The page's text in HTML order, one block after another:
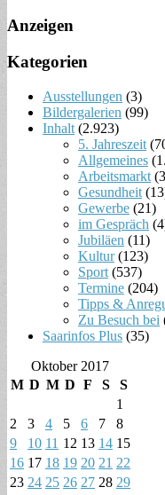
Anzeigen
Kategorien
Ausstellungen (3)
Bildergalerien (99)
Inhalt (2.923)
5. Jahreszeit
Allgemeines
Arbeitsmarkt
Gesundheit
Gewerbe (21)
im Gespräch
Jubiläen (11)
Kultur(123)
Sport (537)
Termine (204)
Tipps &
Zu Besuch bei
Saarinfos Plus (35)
Oktober 2017
M D M D F S S
1
2
3 4 5 6 7
8
9
10 11 12 13 14 15
16 17 18 19 20 21 22
23 24 25 26 27 28 29